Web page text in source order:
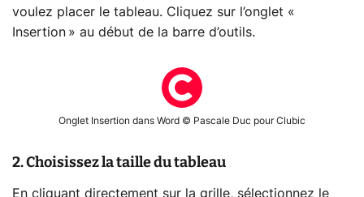
voulez placer le tableau. Cliquez sur l’onglet «
Insertion » au début de la barre d’outils.
Onglet Insertion dans Word © Pascale Duc pour Clubic
2. Choisissez la taille du tableau
En cliquant directement sur la grille, sélectionnez le